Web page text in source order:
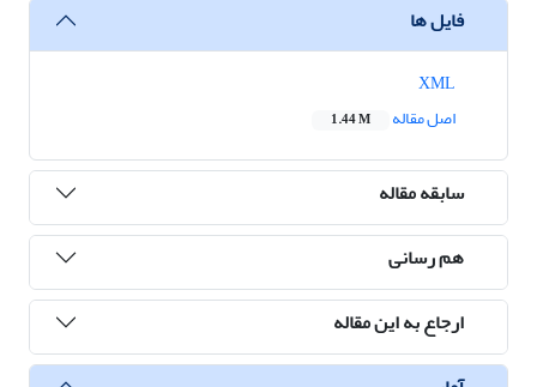
فایل ها
اصل مقاله
1.44 M
سابقه مقاله
هم رسانی
ارجاع به این مقاله